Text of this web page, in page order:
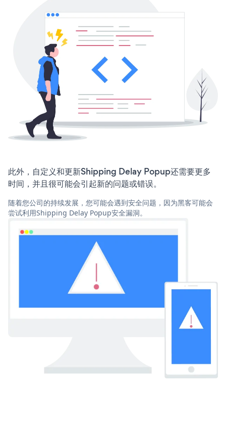
此外，自定义和更新Shipping Delay Popup还需要更多
时间，并且很可能会引起新的问题或错误。
随着您公司的持续发展，您可能会遇到安全问题，因为黑客可能会
尝试利用Shipping Delay Popup安全漏洞。